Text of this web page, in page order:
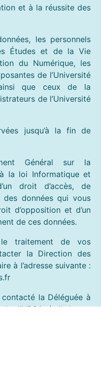
et à la réussite des
les personnels
Études et de la Vie
du Numérique, les
de l’Université
que ceux de la
de l’Université
jusqu’à la fin de
Général sur la
la loi Informatique et
droit d’accès, de
des données qui vous
d’opposition et d’un
de ces données.
traitement de vos
la Direction des
à l’adresse suivante :
la Déléguée à
l’URCA à l’adresse